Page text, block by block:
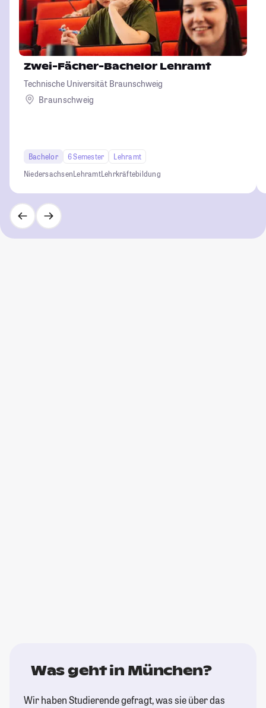
Zwei-Fächer-Bachelor Lehramt
Technische Universität Braunschweig
Braunschweig
Bachelor 6 Semester
Lehramt
NiedersachsenLehramtLehrkräftebildung
Was geht in München?
Wir haben Studierende gefragt, was sie über das